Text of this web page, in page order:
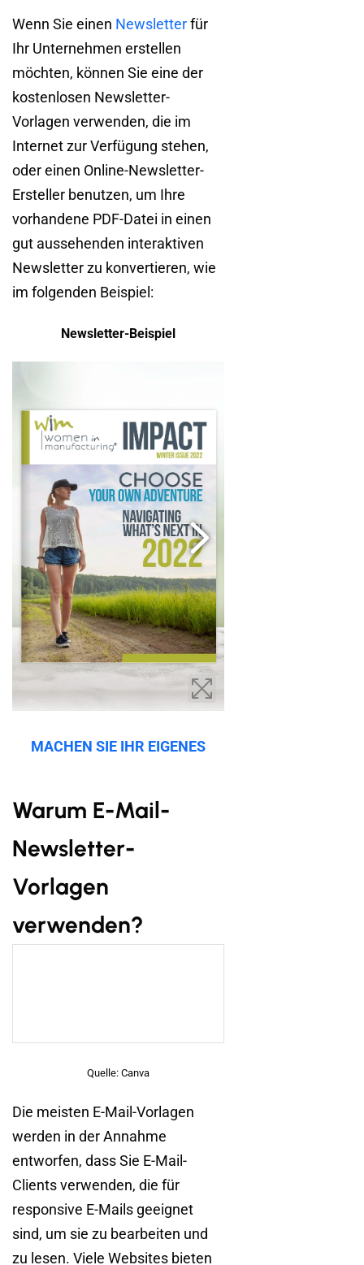
Wenn Sie einen Newsletterfür
Ihr Unternehmen erstellen
möchten, können Sie eine der
kostenlosen Newsletter-
Vorlagen verwenden, die im
Internet zur Verfügung stehen,
oder einen Online-Newsletter-
Ersteller benutzen, um Ihre
vorhandene PDF-Datei in einen
gut aussehenden interaktiven
Newsletter zu konvertieren, wie
im folgenden Beispiel:
Newsletter-Beispiel
MACHEN SIE IHR EIGENES
Warum E-Mail-
Newsletter-
Vorlagen
verwenden?
Quelle: Canva
Die meisten E-Mail-Vorlagen
werden in der Annahme
entworfen, dass Sie E-Mail-
Clients verwenden, die für
responsive E-Mails geeignet
sind, um sie zu bearbeiten und
zu lesen. Viele Websites bieten